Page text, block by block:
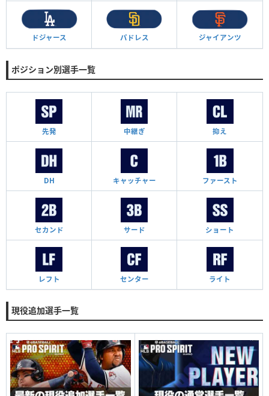
ドジャース パドレス ジャイアンツ
ポジション別選手一覧
先発 中継ぎ 抑え
DH キャッチャー ファースト
セカンド サード ショート
レフト センター ライト
現役追加選手一覧